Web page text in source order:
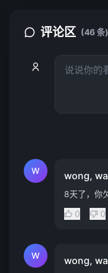
评论区 (46 条)
W wong,
8天了，你
0
0
W wong,